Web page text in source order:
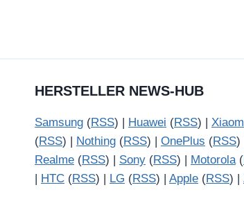
HERSTELLER NEWS-HUB
Samsung (RSS) | Huawei (RSS) |
(RSS) | Nothing (RSS) | OnePlus (RSS)
Realme (RSS) | Sony (RSS) | Motorola(
| HTC (RSS) | LG (RSS) | Apple (RSS) |